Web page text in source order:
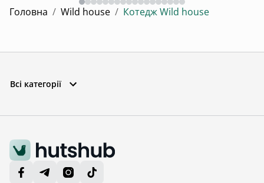
Головна / Wild house / Котедж Wild house
Всі категорії